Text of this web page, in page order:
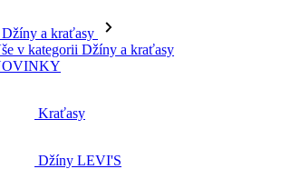
Džíny a kraťasy
v kategorii Džíny a kraťasy
Kraťasy
Džíny LEVI'S